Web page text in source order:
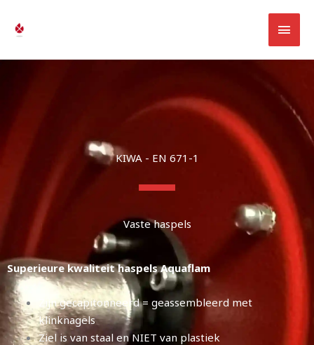
naar
inhoud
KIWA - EN 671-1
Vaste haspels
Superieure kwaliteit haspels Aquaflam
Zijn gecapitonneerd = geassembleerd met
klinknagels
Ziel is van staal en NIET van plastiek